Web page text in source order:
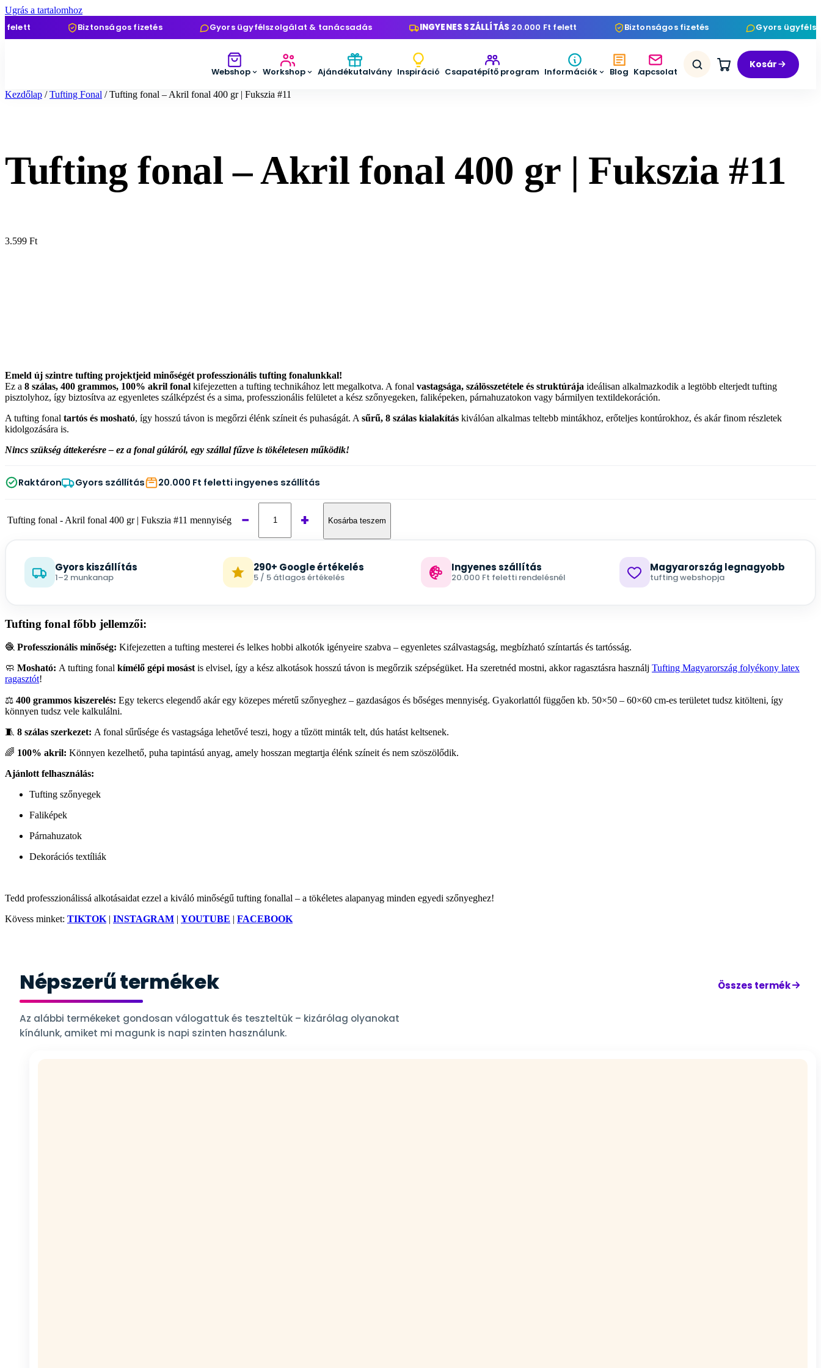
Ugrás a tartalomhoz
Biztonságos fizetés Gyors ügyfélszolgálat & tanácsadás INGYENES SZÁLLÍTÁS20.000 Ft felett Biztonságos fizetés Gyors
Webshop Workshop Ajándékutalvány Inspiráció Csapatépítő program Információk Blog Kapcsolat
Kosár
Kezdőlap /Tufting Fonal / Tufting fonal – Akril fonal 400 gr | Fukszia #11
Tufting fonal – Akril fonal 400 gr | Fukszia #11
3.599 Ft
Emeld új szintre tufting projektjeid minőségét professzionális tufting fonalunkkal!
Ez a 8 szálas, 400 grammos, 100% akril fonal kifejezetten a tufting technikához lett megalkotva. A fonal vastagsága, szálösszetétele és struktúrája ideálisan alkalmazkodik a legtöbb elterjedt tufting
pisztolyhoz, így biztosítva az egyenletes szálképzést és a sima, professzionális felületet a kész szőnyegeken, faliképeken, párnahuzatokon vagy bármilyen textildekoráción.
A tufting fonal tartós és mosható, így hosszú távon is megőrzi élénk színeit és puhaságát. Asűrű, 8 szálas kialakítás kiválóan alkalmas teltebb mintákhoz, erőteljes kontúrokhoz, és akár finom részletek
kidolgozására is.
Nincs szükség áttekerésre – ez a fonal gúláról, egy szállal fűzve is tökéletesen működik!
Raktáron Gyors szállítás 20.000 Ft feletti ingyenes szállítás
Tufting fonal - Akril fonal 400 gr | Fukszia #11 mennyiség − + Kosárba teszem
Gyors kiszállítás
1–2 munkanap
290+ Google értékelés
5 / 5 átlagos értékelés
Ingyenes szállítás
20.000 Ft feletti rendelésnél
Magyarország legnagyobb
tufting webshopja
Tufting fonal főbb jellemzői:
🧶 Professzionális minőség: Kifejezetten a tufting mesterei és lelkes hobbi alkotók igényeire szabva – egyenletes szálvastagság, megbízható színtartás és tartósság.
🧼 Mosható: A tufting fonal kímélő gépi mosást is elvisel, így a kész alkotások hosszú távon is megőrzik szépségüket. Ha szeretnéd mostni, akkor ragasztásra használj Tufting Magyarország folyékony latex
ragasztót!
⚖️ 400 grammos kiszerelés: Egy tekercs elegendő akár egy közepes méretű szőnyeghez – gazdaságos és bőséges mennyiség. Gyakorlattól függően kb. 50×50 – 60×60 cm-es területet tudsz kitölteni, így
könnyen tudsz vele kalkulálni.
🧵 8 szálas szerkezet: A fonal sűrűsége és vastagsága lehetővé teszi, hogy a tűzött minták telt, dús hatást keltsenek.
🌈 100% akril: Könnyen kezelhető, puha tapintású anyag, amely hosszan megtartja élénk színeit és nem szöszölődik.
Ajánlott felhasználás:
Tufting szőnyegek
Faliképek
Párnahuzatok
Dekorációs textíliák
Tedd professzionálissá alkotásaidat ezzel a kiváló minőségű tufting fonallal – a tökéletes alapanyag minden egyedi szőnyeghez!
Kövess minket: TIKTOK | INSTAGRAM | YOUTUBE | FACEBOOK
Népszerű termékek Összes termék
Az alábbi termékeket gondosan válogattuk és teszteltük – kizárólag olyanokat
kínálunk, amiket mi magunk is napi szinten használunk.